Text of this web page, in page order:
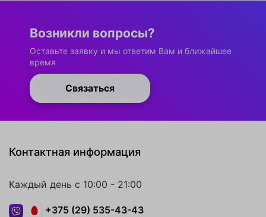
Возникли вопросы?
Оставьте заявку и мы ответим Вам и ближайшее
время
Связаться
Контактная информация
Каждый день с 10:00 - 21:00
+375 (29) 535-43-43